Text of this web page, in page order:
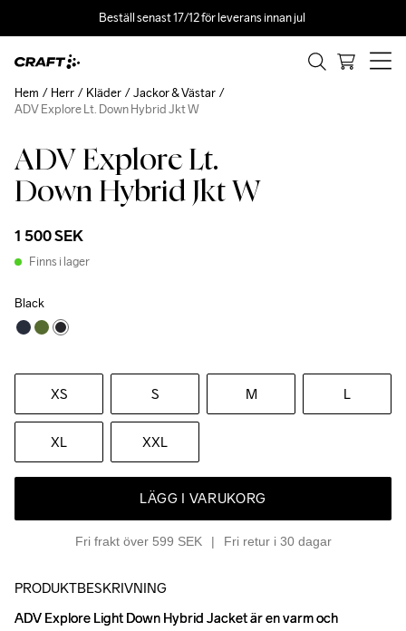
Beställ senast 17/12 för leverans innan jul
ADV Explore Lt.
Down Hybrid Jkt W
1 500 SEK
Finns i lager
Black
XS S M L
XL XXL
LÄGG I VARUKORG
Fri frakt över 599 SEK Fri retur i 30 dagar
Hem Herr Kläder
Jackor & Västar
ADV Explore Lt. Down Hybrid Jkt W
PRODUKTBESKRIVNING
ADV Explore Light Down Hybrid Jacket är en varm och
ADV Explore Light Down Hybrid Jacket är en varm och